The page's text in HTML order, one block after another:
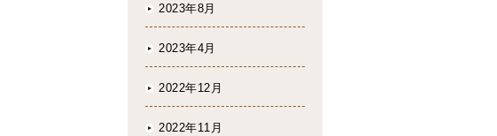
2023年8月
2023年4月
2022年12月
2022年11月